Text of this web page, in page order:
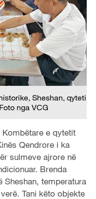
Sheshan, qyteti
nga VCG
e qytetit
Qendrore i ka
sulmeve ajrore në
Brenda
temperatura
Tani këto objekte